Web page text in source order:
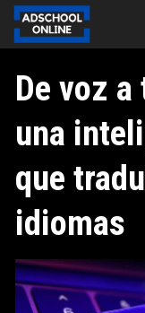
De voz
una
que
idiomas